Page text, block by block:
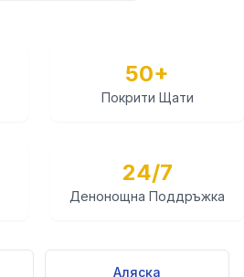
50+
Покрити Щати
24/7
Денонощна Поддръжка
Аляска